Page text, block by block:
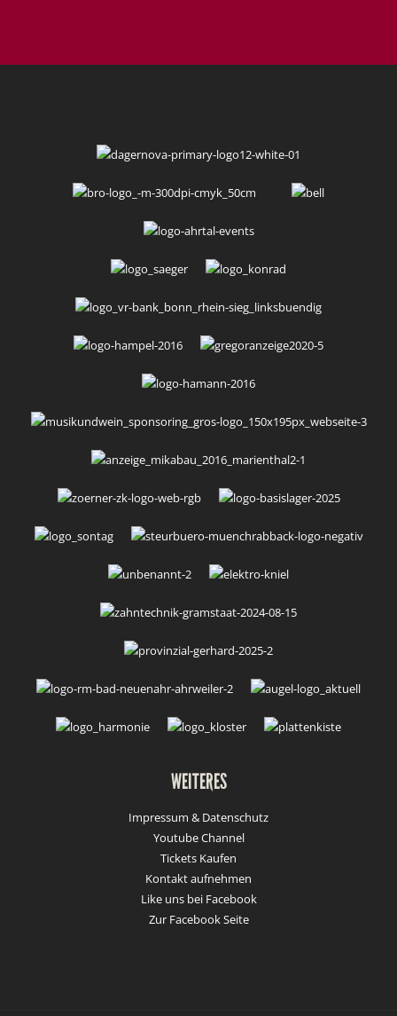
WEITERES
Impressum & Datenschutz
Youtube Channel
Tickets Kaufen
Kontakt aufnehmen
Like uns bei Facebook
Zur Facebook Seite